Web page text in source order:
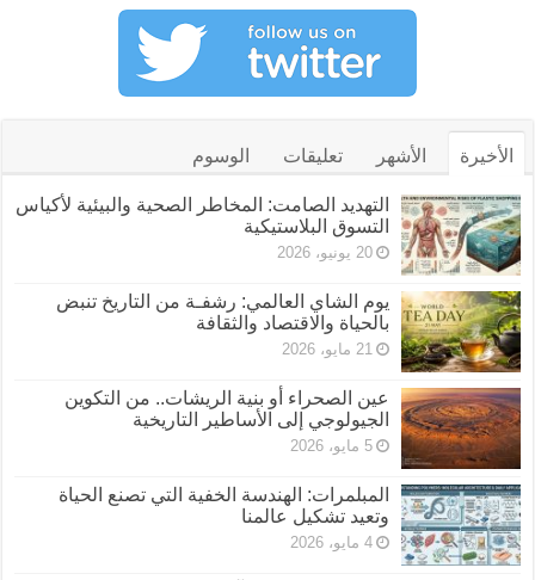
الأخيرة الأشهر تعليقات الوسوم
التهديد الصامت: المخاطر الصحية والبيئية لأكياس
التسوق البلاستيكية
20 يونيو، 2026
يوم الشاي العالمي: رشفـة من التاريخ تنبض
بالحياة والاقتصاد والثقافة
21 مايو، 2026
عين الصحراء أو بنية الريشات.. من التكوين
الجيولوجي إلى الأساطير التاريخية
5 مايو، 2026
المبلمرات: الهندسة الخفية التي تصنع الحياة
وتعيد تشكيل عالمنا
4 مايو، 2026